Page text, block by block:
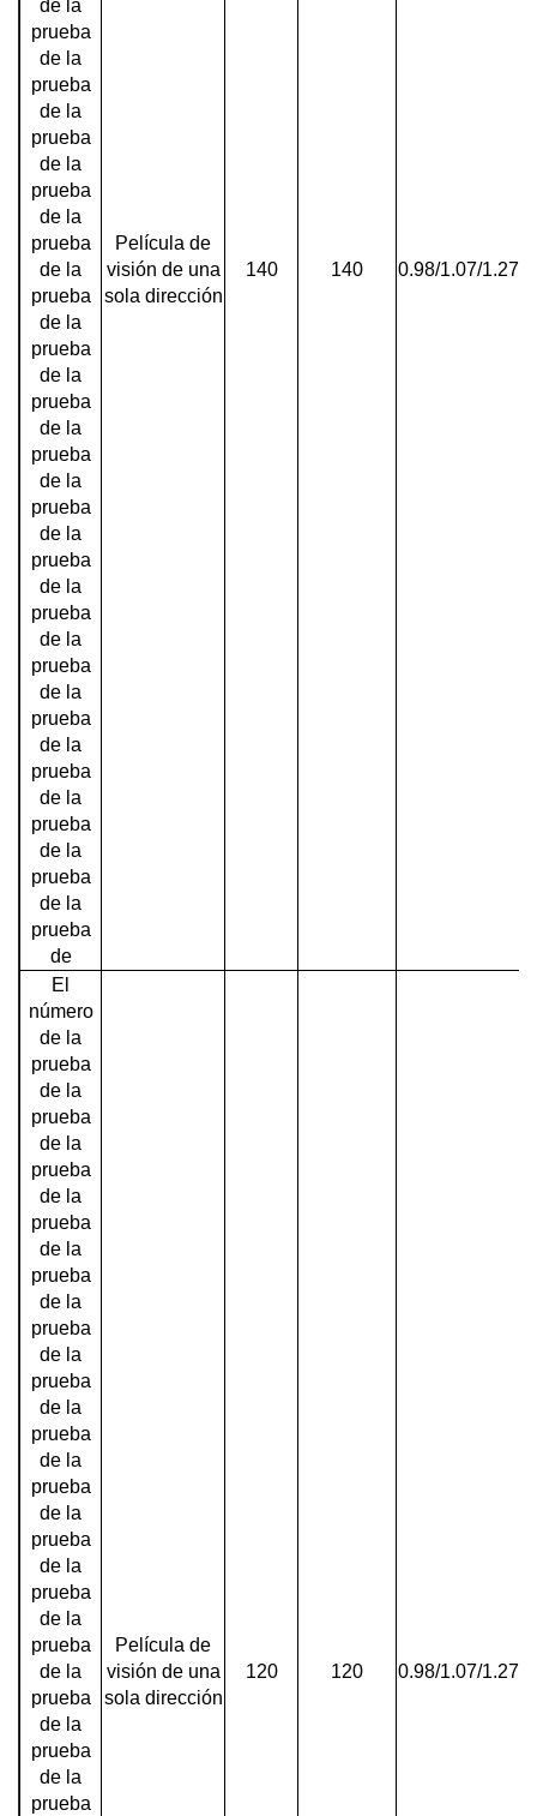
de la
prueba
de la
prueba
de la
prueba
de la
prueba
de la
prueba
de la
prueba
de la
prueba
de la
prueba
de la
prueba
de la
prueba
de la
prueba
de la
prueba
de la
prueba
de la
prueba
de la
prueba
de la
prueba
de la
prueba
de la
prueba
de
Película de
visión de una
sola dirección
140 140 0.98/1.07/1.27/
El
número
de la
prueba
de la
prueba
de la
prueba
de la
prueba
de la
prueba
de la
prueba
de la
prueba
de la
prueba
de la
prueba
de la
prueba
de la
prueba
de la
prueba
de la
prueba
de la
prueba
de la
prueba
Película de
visión de una
sola dirección
120 120 0.98/1.07/1.27/